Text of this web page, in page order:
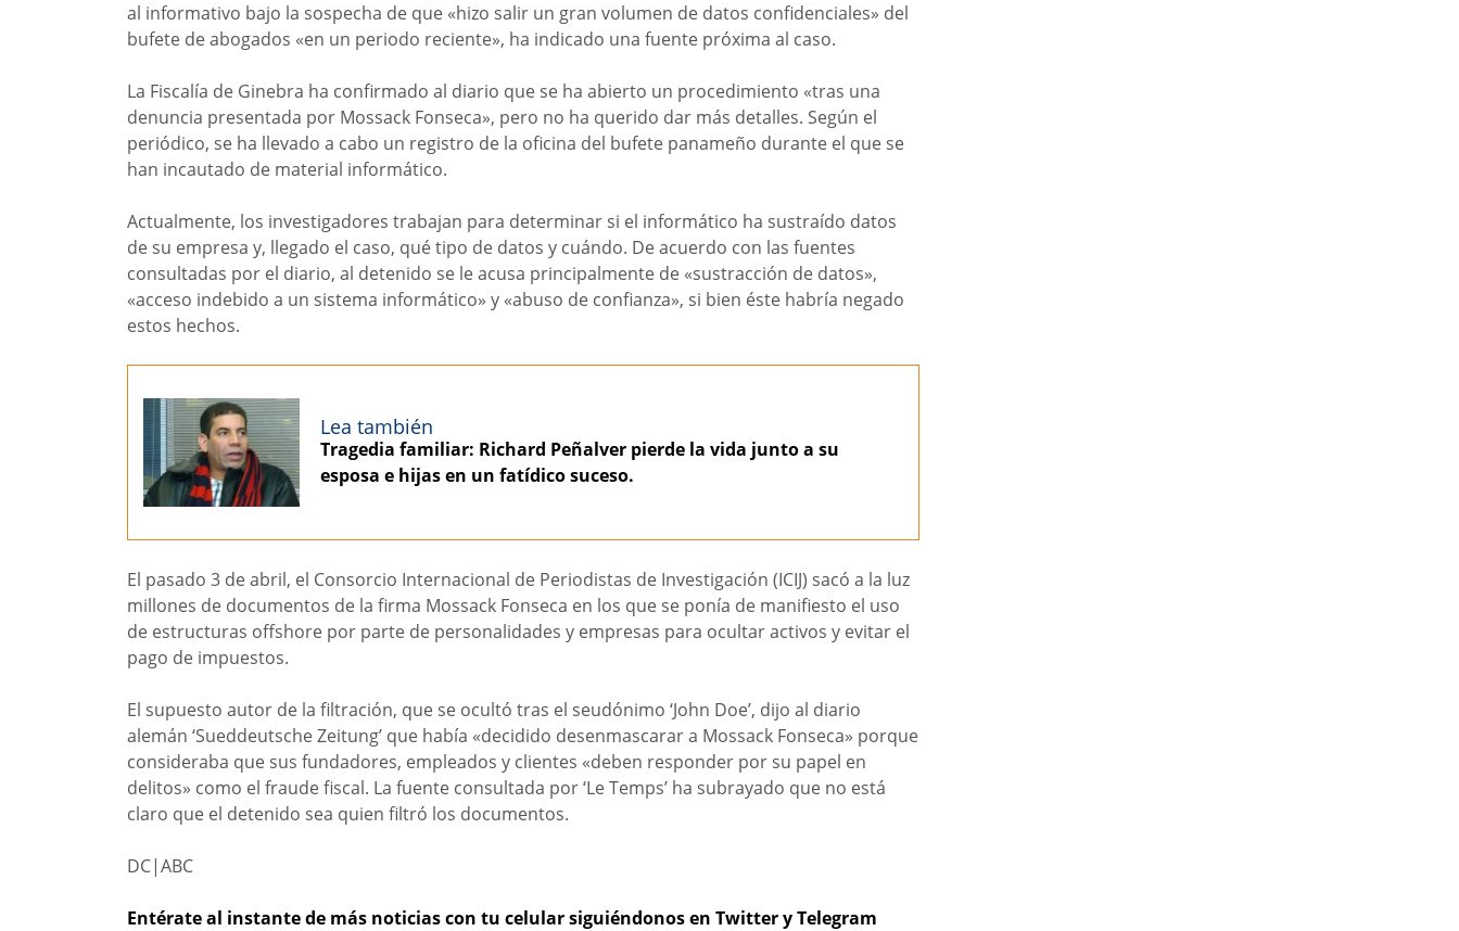
al informativo bajo la sospecha de que «hizo salir un gran volumen de datos confidenciales» del
bufete de abogados «en un periodo reciente», ha indicado una fuente próxima al caso.
La Fiscalía de Ginebra ha confirmado al diario que se ha abierto un procedimiento «tras una
denuncia presentada por Mossack Fonseca», pero no ha querido dar más detalles. Según el
periódico, se ha llevado a cabo un registro de la oficina del bufete panameño durante el que se
han incautado de material informático.
Actualmente, los investigadores trabajan para determinar si el informático ha sustraído datos
de su empresa y, llegado el caso, qué tipo de datos y cuándo. De acuerdo con las fuentes
consultadas por el diario, al detenido se le acusa principalmente de «sustracción de datos»,
«acceso indebido a un sistema informático» y «abuso de confianza», si bien éste habría negado
estos hechos.
Lea también
Tragedia familiar: Richard Peñalver pierde la vida junto a su
esposa e hijas en un fatídico suceso.
El pasado 3 de abril, el Consorcio Internacional de Periodistas de Investigación (ICIJ) sacó a la luz
millones de documentos de la firma Mossack Fonseca en los que se ponía de manifiesto el uso
de estructuras offshore por parte de personalidades y empresas para ocultar activos y evitar el
pago de impuestos.
El supuesto autor de la filtración, que se ocultó tras el seudónimo ‘John Doe’, dijo al diario
alemán ‘Sueddeutsche Zeitung’ que había «decidido desenmascarar a Mossack Fonseca» porque
consideraba que sus fundadores, empleados y clientes «deben responder por su papel en
delitos» como el fraude fiscal. La fuente consultada por ‘Le Temps’ ha subrayado que no está
claro que el detenido sea quien filtró los documentos.
DC|ABC
Entérate al instante de más noticias con tu celular siguiéndonos en Twitter y Telegram